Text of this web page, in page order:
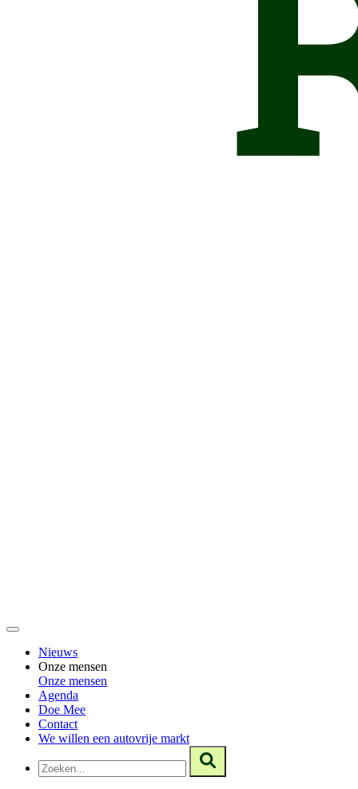
Nieuws
Onze mensen
Onze mensen
Agenda
Doe Mee
Contact
We willen een autovrije markt